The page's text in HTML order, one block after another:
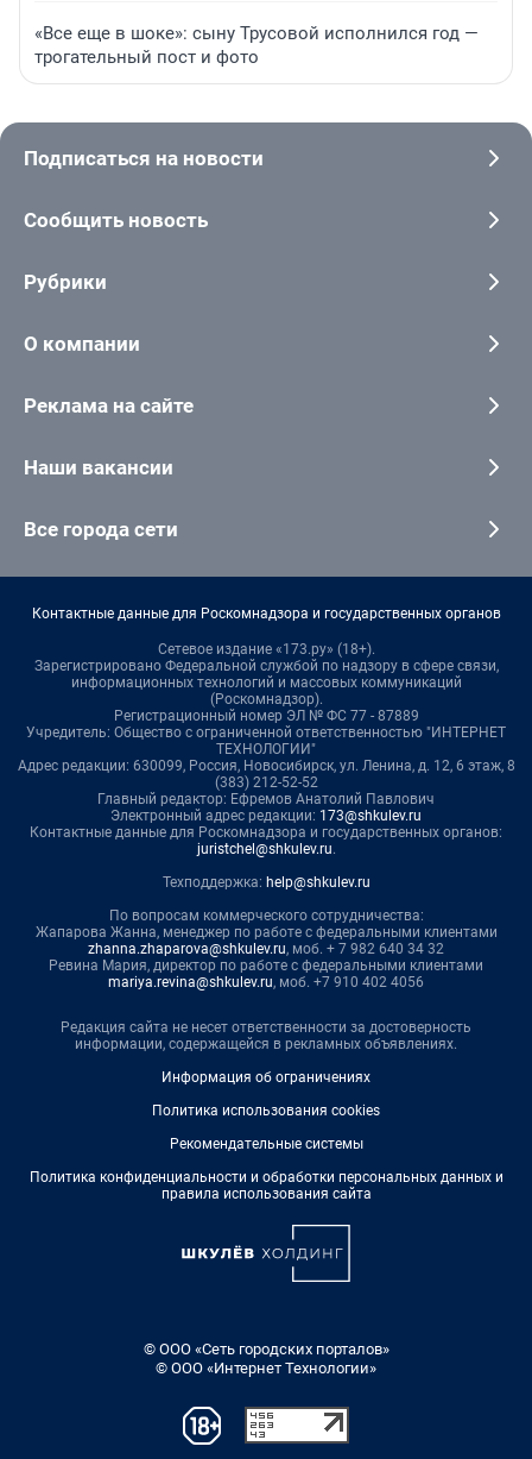
«Все еще в шоке»: сыну Трусовой исполнился год —
трогательный пост и фото
Подписаться на новости
Сообщить новость
Рубрики
О компании
Реклама на сайте
Наши вакансии
Все города сети
Контактные данные для Роскомнадзора и государственных органов
Сетевое издание «173.ру» (18+).
Зарегистрировано Федеральной службой по надзору в сфере связи,
информационных технологий и массовых коммуникаций
(Роскомнадзор).
Регистрационный номер ЭЛ № ФС 77 - 87889
Учредитель: Общество с ограниченной ответственностью "ИНТЕРНЕТ
ТЕХНОЛОГИИ"
Адрес редакции: 630099, Россия, Новосибирск, ул. Ленина, д. 12, 6 этаж, 8
(383) 212-52-52
Главный редактор: Ефремов Анатолий Павлович
Электронный адрес редакции: 173@shkulev.ru
Контактные данные для Роскомнадзора и государственных органов:
juristchel@shkulev.ru.
Техподдержка: help@shkulev.ru
По вопросам коммерческого сотрудничества:
Жапарова Жанна, менеджер по работе с федеральными клиентами
zhanna.zhaparova@shkulev.ru, моб. + 7 982 640 34 32
Ревина Мария, директор по работе с федеральными клиентами
mariya.revina@shkulev.ru, моб. +7 910 402 4056
Редакция сайта не несет ответственности за достоверность
информации, содержащейся в рекламных объявлениях.
Информация об ограничениях
Политика использования cookies
Рекомендательные системы
Политика конфиденциальности и обработки персональных данных и
правила использования сайта
© ООО «Сеть городских порталов»
© ООО «Интернет Технологии»